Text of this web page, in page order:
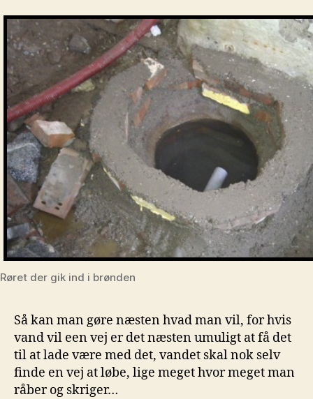
Røret der gik ind i brønden
Så kan man gøre næsten hvad man vil, for hvis
vand vil een vej er det næsten umuligt at få det
til at lade være med det, vandet skal nok selv
finde en vej at løbe, lige meget hvor meget man
råber og skriger…